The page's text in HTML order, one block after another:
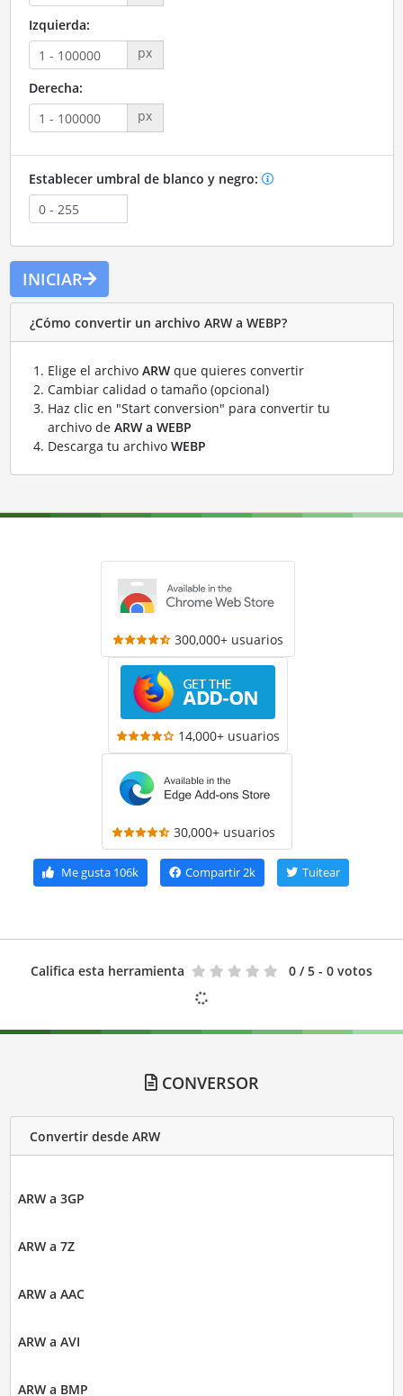
Izquierda:
px
Derecha:
px
Establecer umbral de blanco y negro:
INICIAR
¿Cómo convertir un archivo ARW a WEBP?
Elige el archivo ARWque quieres convertir
Cambiar calidad o tamaño (opcional)
Haz clic en "Start conversion" para convertir tu
archivo de ARW a WEBP
Descarga tu archivo WEBP
300,000+ usuarios
14,000+ usuarios
30,000+ usuarios
Me gusta106k Compartir2k Tuitear
Califica esta herramienta 0 / 5 - 0 votos
CONVERSOR
Convertir desde ARW
ARW a 3GP
ARW a 7Z
ARW a AAC
ARW a AVI
ARW a BMP